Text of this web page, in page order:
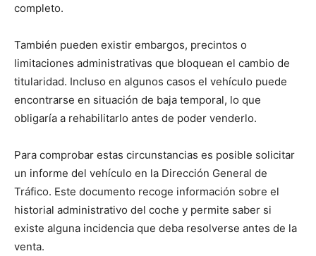
completo.
También pueden existir embargos, precintos o
limitaciones administrativas que bloquean el cambio de
titularidad. Incluso en algunos casos el vehículo puede
encontrarse en situación de baja temporal, lo que
obligaría a rehabilitarlo antes de poder venderlo.
Para comprobar estas circunstancias es posible solicitar
un informe del vehículo en la Dirección General de
Tráfico. Este documento recoge información sobre el
historial administrativo del coche y permite saber si
existe alguna incidencia que deba resolverse antes de la
venta.